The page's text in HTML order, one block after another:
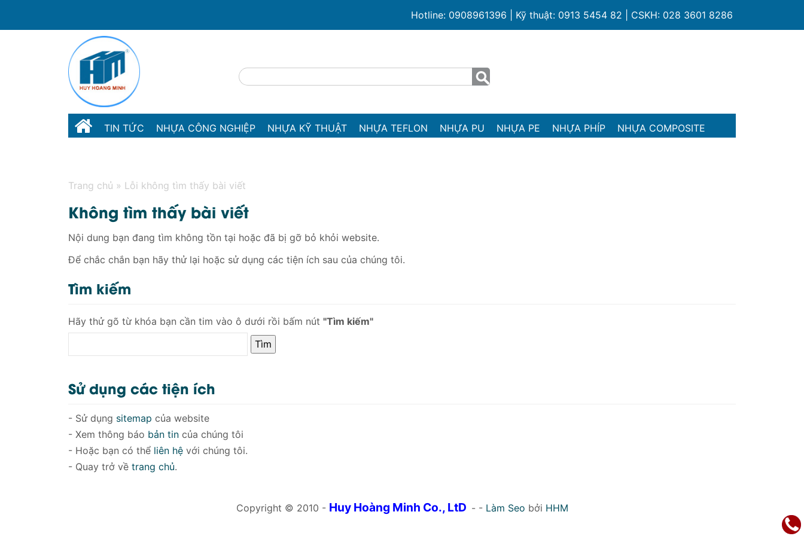
Hotline: 0908961396 | Kỹ thuật: 0913 5454 82 | CSKH: 028 3601 8286
TIN TỨC NHỰA CÔNG NGHIỆP NHỰA KỸ THUẬT NHỰA TEFLON NHỰA PU NHỰA PE NHỰA PHÍP NHỰA COMPOSITE
Trang chủ » Lỗi không tìm thấy bài viết
Không tìm thấy bài viết
Nội dung bạn đang tìm không tồn tại hoặc đã bị gỡ bỏ khỏi website.
Để chắc chắn bạn hãy thử lại hoặc sử dụng các tiện ích sau của chúng tôi.
Tìm kiếm
Hãy thử gõ từ khóa bạn cần tim vào ô dưới rồi bấm nút "Tìm kiếm"
Sử dụng các tiện ích
- Sử dụng sitemap của website
- Xem thông báo bản tin của chúng tôi
- Hoặc bạn có thể liên hệ với chúng tôi.
- Quay trở về trang chủ.
Copyright © 2010 - Huy Hoàng Minh Co., LtD - - Làm Seo bởi HHM